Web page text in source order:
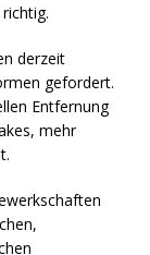
derzeit
gefordert.
Entfernung
mehr